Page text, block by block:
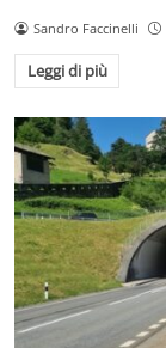
Sandro Faccinelli
Leggi di più